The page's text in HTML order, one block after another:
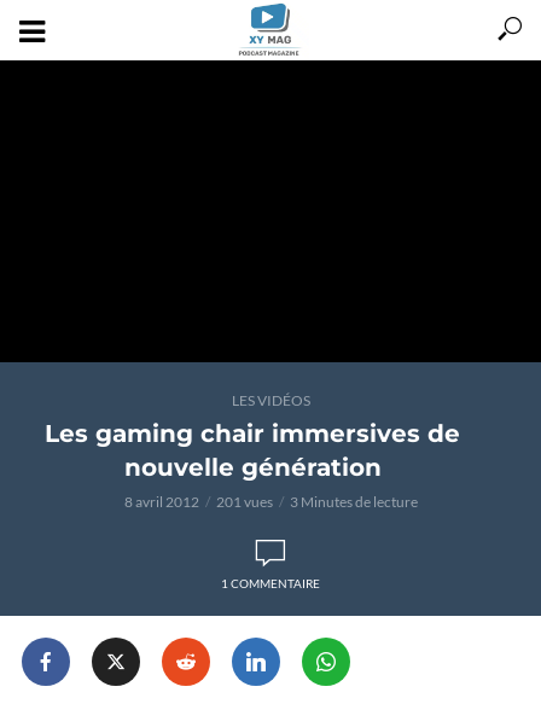
LES VIDÉOS
Les gaming chair immersives de
nouvelle génération
8 avril 2012 201 vues 3 Minutes de lecture
1 COMMENTAIRE